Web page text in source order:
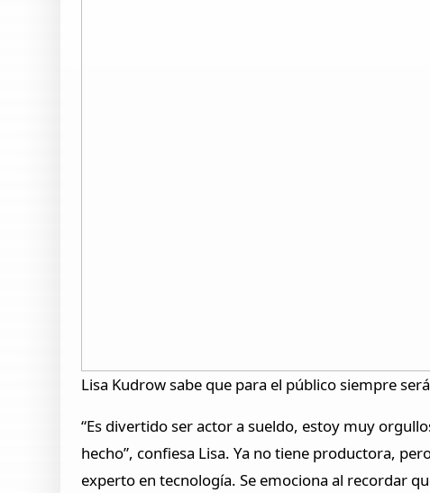
Lisa Kudrow sabe que para el público siempre
“Es divertido ser actor a sueldo, estoy muy
hecho”, confiesa Lisa. Ya no tiene productora,
experto en tecnología. Se emociona al recordar